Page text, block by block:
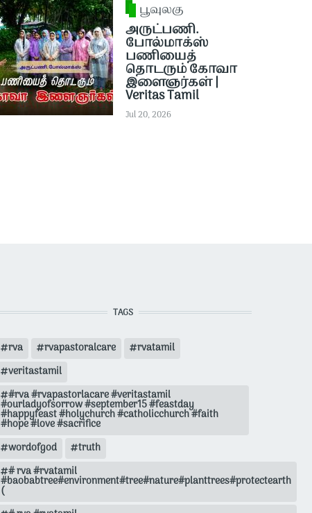
பூவுலகு
அருட்பணி.
போல்மாக்ஸ்
பணியைத்
தொடரும் கோவா
இளைஞர்கள் |
Veritas Tamil
Jul 20, 2026
TAGS
rva rvapastoralcare
rvatamil
veritastamil
#rva #rvapastorlacare #veritastamil
#ourladyofsorrow #september15 #feastday
#happyfeast #holychurch #catholicchurch #faith
#hope #love #sacrifice
wordofgod
truth
# rva #rvatamil
#baobabtree#environment#tree#nature#planttrees#protectearth
(